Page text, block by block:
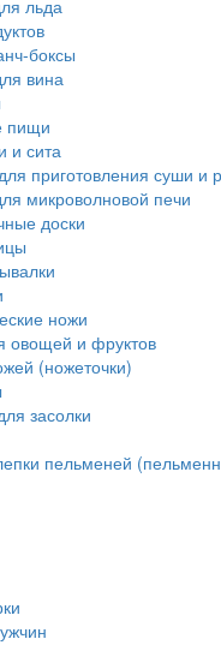
льда
боксы
вина
пищи
и сита
приготовления суши и
микроволновой печи
доски
ножи
овощей и фруктов
(ножеточки)
засолки
пельменей